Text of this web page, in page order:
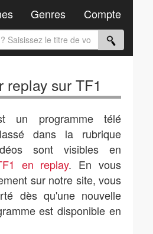
replay sur TF1
un programme télé
dans la rubrique
sont visibles en
en replay. En vous
sur notre site, vous
dès qu'une nouvelle
est disponible en
Genres Compte